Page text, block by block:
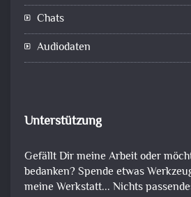
Chats
Audiodaten
Unterstützung
Gefällt Dir meine Arbeit oder
bedanken? Spende etwas
meine Werkstatt... Nichts